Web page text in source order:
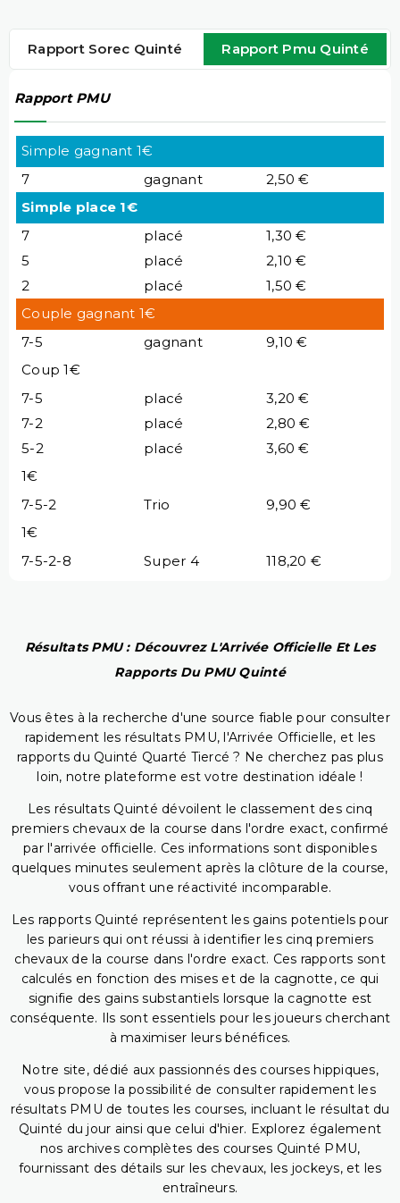
Rapport Sorec Quinté Rapport Pmu Quinté
Rapport PMU
Simple gagnant 1€
7
gagnant
2,50 €
Simple place 1€
7
placé
1,30 €
5
placé
2,10 €
2
placé
1,50 €
Couple gagnant 1€
7-5
gagnant
9,10 €
Coup 1€
7-5
placé
3,20 €
7-2
placé
2,80 €
5-2
placé
3,60 €
1€
7-5-2
Trio
9,90 €
1€
7-5-2-8
Super 4 118,20 €
Résultats PMU : Découvrez L'Arrivée Officielle Et Les
Rapports Du PMU Quinté
Vous êtes à la recherche d'une source fiable pour consulter
rapidement les résultats PMU, l'Arrivée Officielle, et les
rapports du Quinté Quarté Tiercé ? Ne cherchez pas plus
loin, notre plateforme est votre destination idéale !
Les résultats Quinté dévoilent le classement des cinq
premiers chevaux de la course dans l'ordre exact, confirmé
par l'arrivée officielle. Ces informations sont disponibles
quelques minutes seulement après la clôture de la course,
vous offrant une réactivité incomparable.
Les rapports Quinté représentent les gains potentiels pour
les parieurs qui ont réussi à identifier les cinq premiers
chevaux de la course dans l'ordre exact. Ces rapports sont
calculés en fonction des mises et de la cagnotte, ce qui
signifie des gains substantiels lorsque la cagnotte est
conséquente. Ils sont essentiels pour les joueurs cherchant
à maximiser leurs bénéfices.
Notre site, dédié aux passionnés des courses hippiques,
vous propose la possibilité de consulter rapidement les
résultats PMU de toutes les courses, incluant le résultat du
Quinté du jour ainsi que celui d'hier. Explorez également
nos archives complètes des courses Quinté PMU,
fournissant des détails sur les chevaux, les jockeys, et les
entraîneurs.